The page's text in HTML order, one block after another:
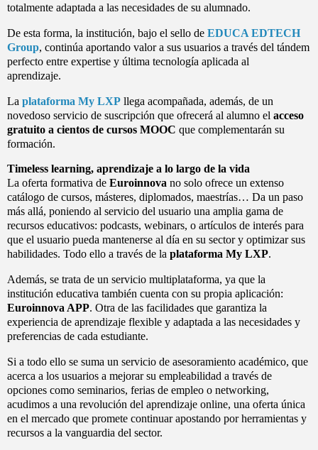
totalmente adaptada a las necesidades de su alumnado.
De esta forma, la institución, bajo el sello de EDUCA EDTECH
Group, continúa aportando valor a sus usuarios a través del tándem
perfecto entre expertise y última tecnología aplicada al
aprendizaje.
La plataforma My LXP llega acompañada, además, de un
novedoso servicio de suscripción que ofrecerá al alumno el acceso
gratuito a cientos de cursos MOOC que complementarán su
formación.
Timeless learning, aprendizaje a lo largo de la vida
La oferta formativa de Euroinnova no solo ofrece un extenso
catálogo de cursos, másteres, diplomados, maestrías… Da un paso
más allá, poniendo al servicio del usuario una amplia gama de
recursos educativos: podcasts, webinars, o artículos de interés para
que el usuario pueda mantenerse al día en su sector y optimizar sus
habilidades. Todo ello a través de la plataforma My LXP.
Además, se trata de un servicio multiplataforma, ya que la
institución educativa también cuenta con su propia aplicación:
Euroinnova APP. Otra de las facilidades que garantiza la
experiencia de aprendizaje flexible y adaptada a las necesidades y
preferencias de cada estudiante.
Si a todo ello se suma un servicio de asesoramiento académico, que
acerca a los usuarios a mejorar su empleabilidad a través de
opciones como seminarios, ferias de empleo o networking,
acudimos a una revolución del aprendizaje online, una oferta única
en el mercado que promete continuar apostando por herramientas y
recursos a la vanguardia del sector.